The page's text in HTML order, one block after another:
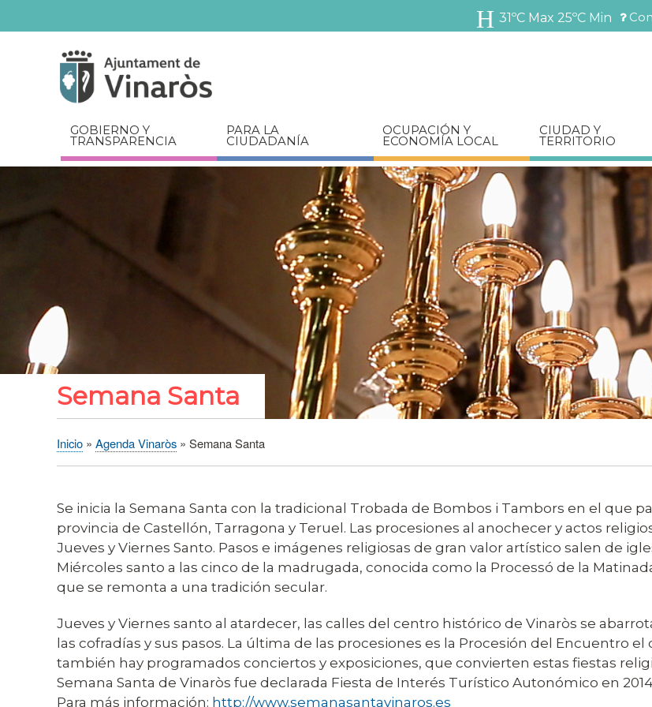
Pasar
al
relacionados
31ºC Max 25ºC Min
GOBIERNO Y
TRANSPARENCIA
PARA LA
CIUDADANÍA
OCUPACIÓN Y
ECONOMÍA LOCAL
CIUDAD Y
TERRITORIO
Semana Santa
Sobrescribir
ayuda
a
la
navegación
Inicio Agenda Vinaròs Semana Santa
Se inicia la Semana Santa con la tradicional Trobada de Bombos i Tambors en el que
provincia de Castellón, Tarragona y Teruel. Las procesiones al anochecer y actos
Jueves y Viernes Santo. Pasos e imágenes religiosas de gran valor artístico salen de
Miércoles santo a las cinco de la madrugada, conocida como la Processó de la
que se remonta a una tradición secular.
Jueves y Viernes santo al atardecer, las calles del centro histórico de Vinaròs se
las cofradías y sus pasos. La última de las procesiones es la Procesión del Encuentro
también hay programados conciertos y exposiciones, que convierten estas fiestas
Semana Santa de Vinaròs fue declarada Fiesta de Interés Turístico Autonómico en
Para más información: http://www.semanasantavinaros.es